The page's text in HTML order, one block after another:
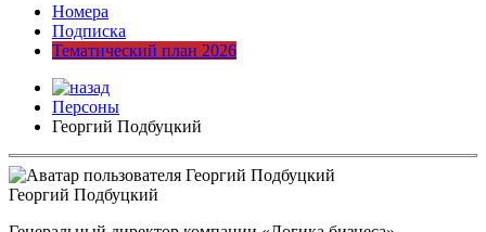
Номера
Подписка
Тематический план 2026
Персоны
Георгий Подбуцкий
Георгий Подбуцкий